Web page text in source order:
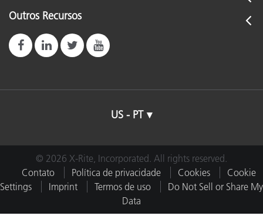
Outros Recursos
US - PT
© 2026 X-Rite, Incorporated. All rights reserved.
Contato
Política de privacidade Cookies
Cookie
Settings
Imprint Termos de uso
Do Not Sell or Share My
Data